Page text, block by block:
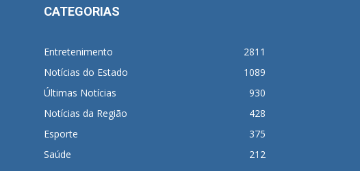
CATEGORIAS
Entretenimento
2811
Notícias do Estado
1089
Últimas Notícias
930
Notícias da Região
428
Esporte
375
Saúde
212